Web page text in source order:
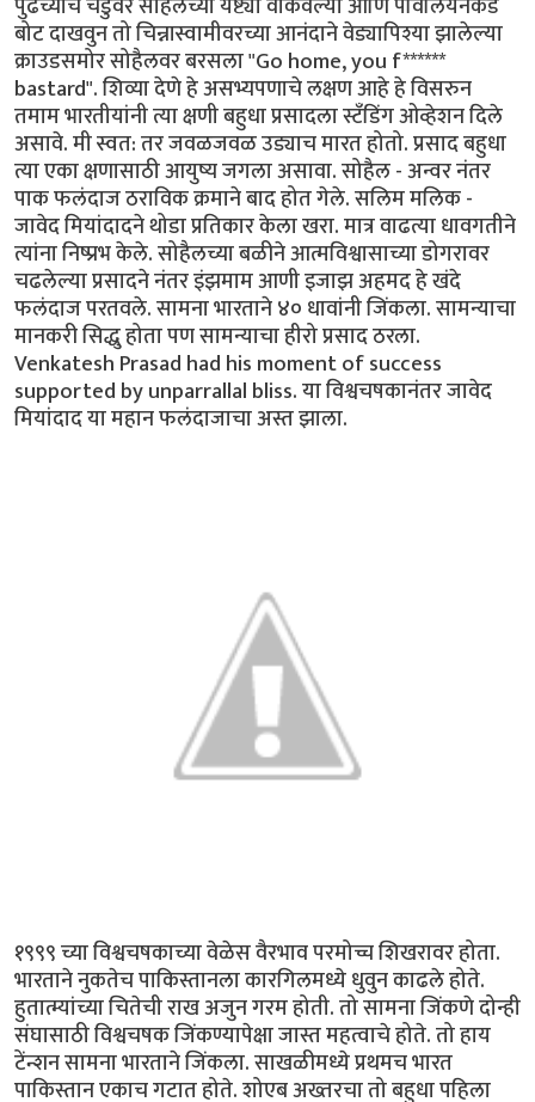
बोट दाखवुन तो चिन्नास्वामीवरच्या आनंदाने वेड्यापिश्या झालेल्या
क्राउडसमोर सोहैलवर बरसला "Go home, you f******
bastard". शिव्या देणे हे असभ्यपणाचे लक्षण आहे हे विसरुन
तमाम भारतीयांनी त्या क्षणी बहुधा प्रसादला स्टँडिंग ओव्हेशन दिले
असावे. मी स्वत: तर जवळजवळ उड्याच मारत होतो. प्रसाद बहुधा
त्या एका क्षणासाठी आयुष्य जगला असावा. सोहैल - अन्वर नंतर
पाक फलंदाज ठराविक क्रमाने बाद होत गेले. सलिम मलिक -
जावेद मियांदादने थोडा प्रतिकार केला खरा. मात्र वाढत्या धावगतीने
त्यांना निष्प्रभ केले. सोहैलच्या बळीने आत्मविश्वासाच्या डोगरावर
चढलेल्या प्रसादने नंतर इंझमाम आणी इजाझ अहमद हे खंदे
फलंदाज परतवले. सामना भारताने ४० धावांनी जिंकला. सामन्याचा
मानकरी सिद्धु होता पण सामन्याचा हीरो प्रसाद ठरला.
Venkatesh Prasad had his moment of success
supported by unparrallal bliss. या विश्वचषकानंतर जावेद
मियांदाद या महान फलंदाजाचा अस्त झाला.
१९९९ च्या विश्वचषकाच्या वेळेस वैरभाव परमोच्च शिखरावर होता.
भारताने नुकतेच पाकिस्तानला कारगिलमध्ये धुवुन काढले होते.
हुतात्म्यांच्या चितेची राख अजुन गरम होती. तो सामना जिंकणे दोन्ही
संघासाठी विश्वचषक जिंकण्यापेक्षा जास्त महत्वाचे होते. तो हाय
टेंन्शन सामना भारताने जिंकला. साखळीमध्ये प्रथमच भारत
पाकिस्तान एकाच गटात होते. शोएब अख्तरचा तो बहुधा पहिला